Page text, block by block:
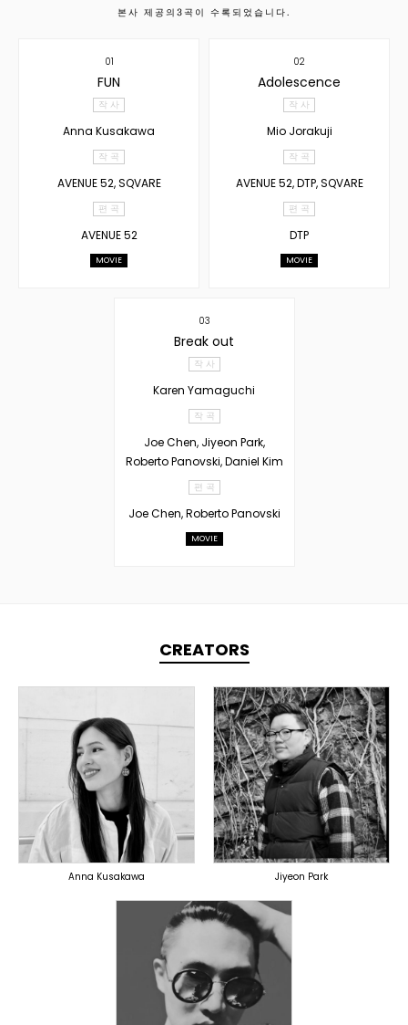
본사 제공의 3 곡이 수록되었습니다.
01
FUN
작 사
Anna Kusakawa
작 곡
AVENUE 52, SQVARE
편 곡
AVENUE 52
MOVIE
02
Adolescence
작 사
Mio Jorakuji
작 곡
AVENUE 52, DTP, SQVARE
편 곡
DTP
MOVIE
03
Break out
작 사
Karen Yamaguchi
작 곡
Joe Chen, Jiyeon Park,
Roberto Panovski, Daniel Kim
편 곡
Joe Chen, Roberto Panovski
MOVIE
CREATORS
TOPLINER
PRODUCER
LYRICIST
SINGER
DOMESTICS
Anna Kusakawa
TOPLINER
OVERSEAS
Jiyeon Park
TOPLINER
PRODUCER
OVERSEAS